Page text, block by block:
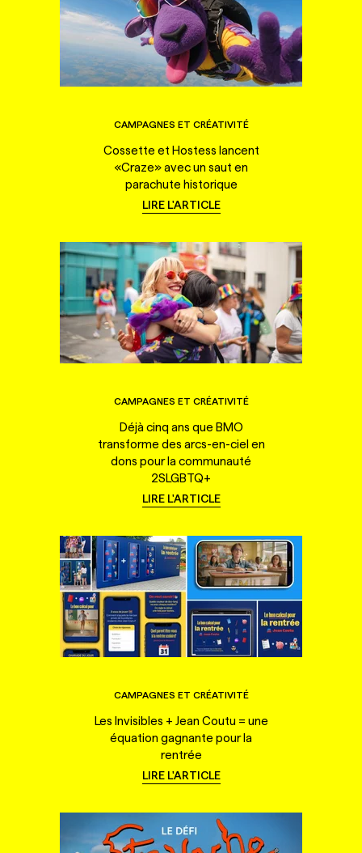
CAMPAGNES ET CRÉATIVITÉ
Cossette et Hostess lancent
«Craze» avec un saut en
parachute historique
LIRE L'ARTICLE
CAMPAGNES ET CRÉATIVITÉ
Déjà cinq ans que BMO
transforme des arcs-en-ciel en
dons pour la communauté
2SLGBTQ+
LIRE L'ARTICLE
CAMPAGNES ET CRÉATIVITÉ
Les Invisibles + Jean Coutu = une
équation gagnante pour la
rentrée
LIRE L'ARTICLE